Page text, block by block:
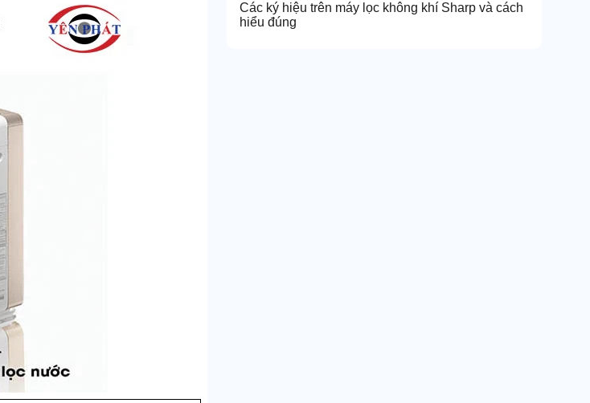
Các ký hiệu trên máy lọc không khí Sharp và cách
hiểu đúng